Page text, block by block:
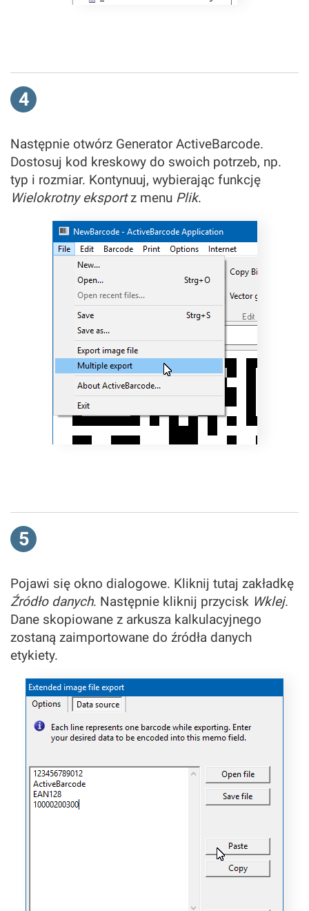
4
Następnie otwórz Generator ActiveBarcode.
Dostosuj kod kreskowy do swoich potrzeb, np.
typ i rozmiar. Kontynuuj, wybierając funkcję
Wielokrotny eksportz menu Plik.
5
Pojawi się okno dialogowe. Kliknij tutaj zakładkę
Źródło danych. Następnie kliknij przycisk Wklej.
Dane skopiowane z arkusza kalkulacyjnego
zostaną zaimportowane do źródła danych
etykiety.